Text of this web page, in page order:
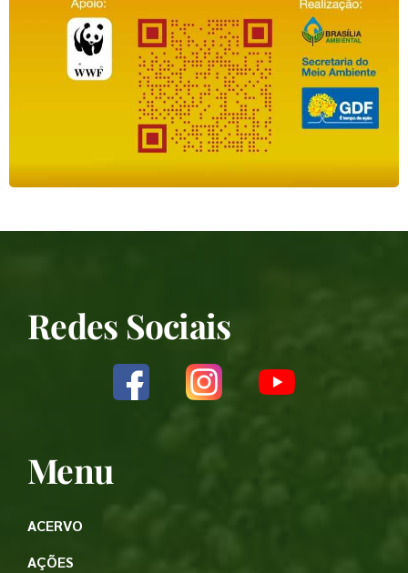
Redes Sociais
Menu
ACERVO
AÇÕES